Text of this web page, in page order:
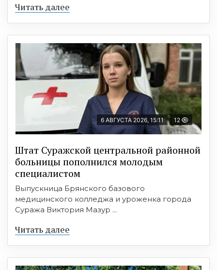
Читать далее
6 АВГУСТА 2026, 15:11 12
Штат Суражской центральной районной
больницы пополнился молодым
специалистом
Выпускница Брянского базового
медицинского колледжа и уроженка города
Суража Виктория Мазур ...
Читать далее